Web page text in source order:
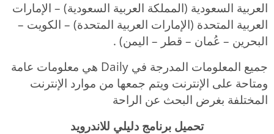
العربية السعودية (المملكة العربية السعودية) – الإمارات
العربية المتحدة (الإمارات العربية المتحدة) – الكويت –
البحرين – عُمان – قطر – اليمن) .
جميع المعلومات المدرجة في Daily هي معلومات عامة
ومتاحة على الإنترنت ويتم جمعها من موارد الإنترنت
المختلفة بغرض البحث عن الراحة
تحميل برنامج دليلي للاندرويد